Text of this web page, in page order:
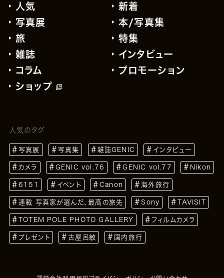
人気
新着
写真展
本/写真集
旅
特集
雑誌
インタビュー
コラム
プロモーション
ショップ
人気のタグ
写真展 写真集 雑誌GENIC インタビュー
カメラ GENIC vol.76 GENIC vol.77 Nikon
6151 イベント Canon 海外旅行
連載 写真家が選んだ、最高の旅先 Sony TAVISIT
TOTEM POLE PHOTO GALLERY フィルムカメラ
プレゼント 古屋呂敏 国内旅行